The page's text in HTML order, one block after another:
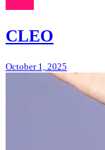
CLEO
October 1, 2025